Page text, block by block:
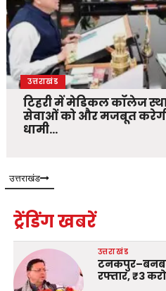
उत्तराखंड
टिहरी में मेडिकल कॉलेज
सेवाओं को और मजबूत करेगी
धामी…
उत्तराखंड
ट्रेंडिंग खबरें
उत्तराखंड
रफ्तार, ₹3